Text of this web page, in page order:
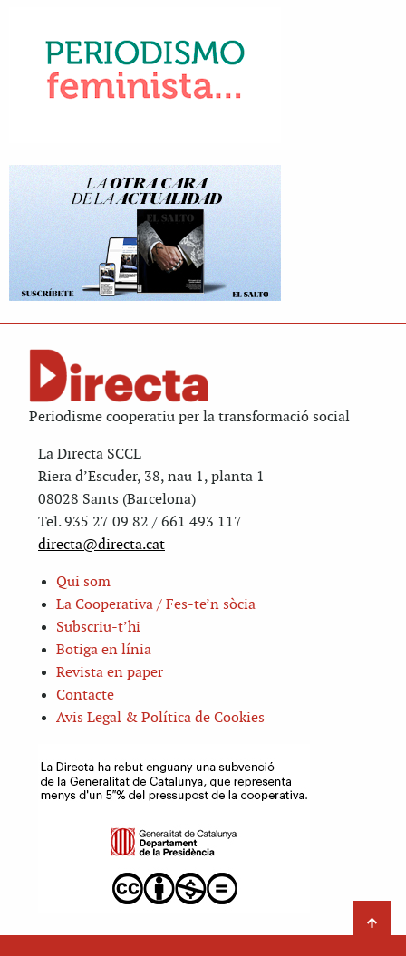
Periodisme cooperatiu per la transformació social
La Directa SCCL
Riera d’Escuder, 38, nau 1, planta 1
08028 Sants (Barcelona)
Tel. 935 27 09 82 / 661 493 117
directa@directa.cat
Qui som
La Cooperativa / Fes-te’n sòcia
Subscriu-t’hi
Botiga en línia
Revista en paper
Contacte
Avis Legal & Política de Cookies